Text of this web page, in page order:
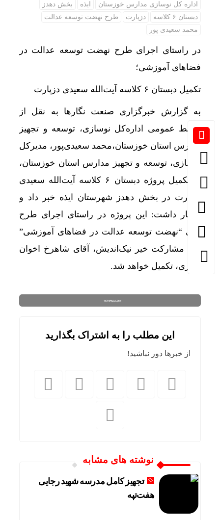
اداره کل نوسازی مدارس خوزستان ایذه
بخش دهدز
دبستان ۶ کلاسه
دزپارت
طرح نهضت توسعه عدالت
محمد سعیدی پور
در راستای اجرای طرح نهضت توسعه عدالت در
فضاهای آموزشی؛
تکمیل دبستان ۶ کلاسه آیت‌الله سعیدی دزپارت
به گزارش خبرگزاری صنعت نگارها به نقل از
روابط عمومی اداره‌کل نوسازی، توسعه و تجهیز
مدارس استان خوزستان،محمد سعیدی‌پور، مدیرکل
نوسازی، توسعه و تجهیز مدارس استان خوزستان،
از تکمیل پروژه دبستان ۶ کلاسه آیت‌الله سعیدی
دزپارت در بخش دهدز شهرستان ایذه خبر داد و
اظهار داشت: این پروژه در راستای اجرای طرح
ملی “نهضت توسعه عدالت در فضاهای آموزشی”
و با مشارکت خیر نیک‌اندیش، آقای شاهرخ اخوان
ذاکری، تکمیل خواهد شد.
این مطلب را به اشتراک بگذارید
از خبرها دور نباشید!
نوشته های مشابه
تجهیز کامل مدرسه شهید رجایی
هفت‌تپه